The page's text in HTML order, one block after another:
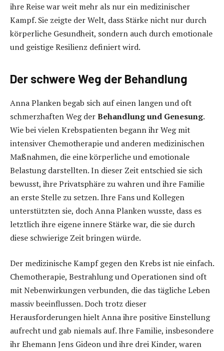
ihre Reise war weit mehr als nur ein medizinischer
Kampf. Sie zeigte der Welt, dass Stärke nicht nur durch
körperliche Gesundheit, sondern auch durch emotionale
und geistige Resilienz definiert wird.
Der schwere Weg der Behandlung
Anna Planken begab sich auf einen langen und oft
schmerzhaften Weg derBehandlung und Genesung.
Wie bei vielen Krebspatienten begann ihr Weg mit
intensiver Chemotherapie und anderen medizinischen
Maßnahmen, die eine körperliche und emotionale
Belastung darstellten. In dieser Zeit entschied sie sich
bewusst, ihre Privatsphäre zu wahren und ihre Familie
an erste Stelle zu setzen. Ihre Fans und Kollegen
unterstützten sie, doch Anna Planken wusste, dass es
letztlich ihre eigene innere Stärke war, die sie durch
diese schwierige Zeit bringen würde.
Der medizinische Kampf gegen den Krebs ist nie einfach.
Chemotherapie, Bestrahlung und Operationen sind oft
mit Nebenwirkungen verbunden, die das tägliche Leben
massiv beeinflussen. Doch trotz dieser
Herausforderungen hielt Anna ihre positive Einstellung
aufrecht und gab niemals auf. Ihre Familie, insbesondere
ihr Ehemann Jens Gideon und ihre drei Kinder, waren